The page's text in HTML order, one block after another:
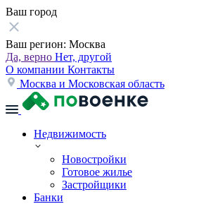
Ваш город
Ваш регион: Москва
Да, верно Нет, другой
О компании Контакты
Москва и Московская область
Недвижимость
Новостройки
Готовое жилье
Застройщики
Банки